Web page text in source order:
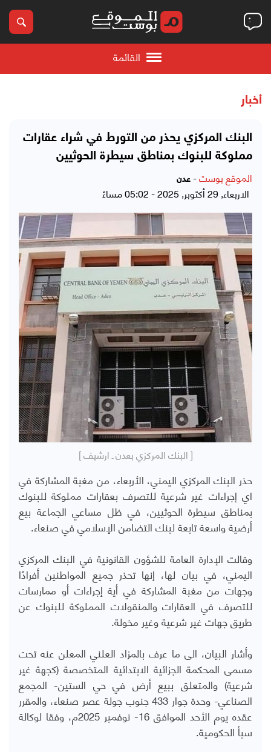
القائمة
أخبار
البنك المركزي يحذر من التورط في شراء عقارات
مملوكة للبنوك بمناطق سيطرة الحوثيين
الموقع بوست- عدن
الاربعاء, 29 أكتوبر, 2025 - 05:02 مساءً
[ البنك المركزي بعدن ـ ارشيف ]
حذر البنك المركزي اليمني، الأربعاء، من مغبة المشاركة في
اي إجراءات غير شرعية للتصرف بعقارات مملوكة للبنوك
بمناطق سيطرة الحوثيين، في ظل مساعي الجماعة بيع
أرضية واسعة تابعة لبنك التضامن الإسلامي في صنعاء.
وقالت الإدارة العامة للشؤون القانونية في البنك المركزي
اليمني، في بيان لها، إنها تحذر جميع المواطنين أفرادًا
وجهات من مغبة المشاركة في أية إجراءات أو ممارسات
للتصرف في العقارات والمنقولات المملوكة للبنوك عن
طريق جهات غير شرعية وغير مخولة.
وأشار البيان، الى ما عرف بالمزاد العلني المعلن عنه تحت
مسمى المحكمة الجزائية الابتدائية المتخصصة (كجهة غير
شرعية) والمتعلق ببيع أرض في حي الستين- المجمع
الصناعي- وحدة جوار 433 جنوب جولة عصر صنعاء، والمقرر
عقده يوم الأحد الموافق 16- نوفمبر 2025م، وفقا لوكالة
سبأ الحكومية.